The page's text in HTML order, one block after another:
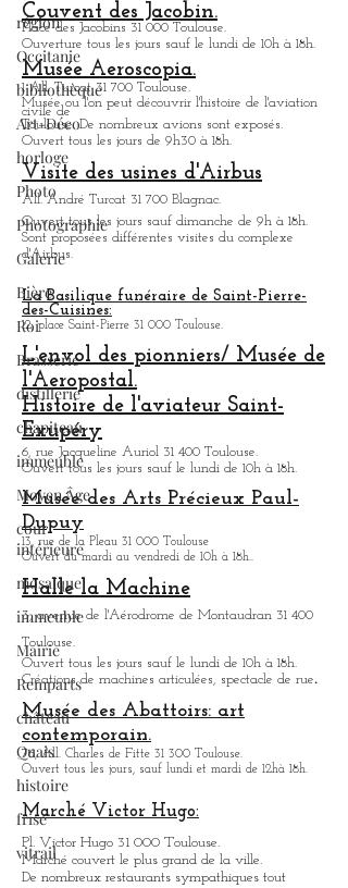
région
Occitanie
bibliothèque
Art-Déco
horloge
Photo
Photographie
Galerie
Bière
Roi
Brasserie
distillerie
chapiteau
immeuble
Moyen Âge
cour
intérieure
mosaïque
immeuble
Mairie
Remparts
château
Quais
histoire
frise
vitrail
Fermé temporairement, ouverture partielle à l'été
2023.
Couvent des Jacobin.
Place des Jacobins 31 000 Toulouse.
Ouverture tous les jours sauf le lundi de 10h à 18h.
Musée Aeroscopia.
1 All. Turcat 31 700 Toulouse.
Musée ou
civile de
Toulouse. De nombreux avions sont exposés.
Ouvert tous les jours de 9h30 à 18h.
Visite des usines d'Airbus
All. André Turcat 31 700 Blagnac.
Sont proposées différentes visites du complexe
d'Airbus.
La Basilique funéraire de Saint-Pierre-
des-Cuisines:
12, place Saint-Pierre 31 000 Toulouse.
L'envol des pionniers/ Musée de
l'Aeropostal.
Histoire de l'aviateur Saint-
Exupéry
6, rue Jacqueline Auriol 31 400 Toulouse.
Ouvert tous les jours sauf le lundi de 10h à 18h.
Musée des Arts Précieux Paul-
Dupuy
13, rue de la Pleau 31 000 Toulouse
Ouvert du mardi au vendredi de 10h à 18h..
Halle la Machine
3, avenue de l'Aérodrome de Montaudran 31 400
Toulouse.
Ouvert tous les jours sauf le lundi de 10h à 18h.
Créations de machines articulées, spectacle de rue
Musée des Abattoirs: art
contemporain.
76, All. Charles de Fitte 31 300 Toulouse.
Ouvert tous les jours, sauf lundi et mardi de 12hà 18h.
Marché Victor Hugo: